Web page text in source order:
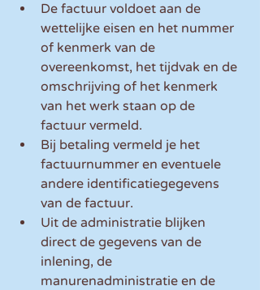
De factuur voldoet aan de
wettelijke eisen en het nummer
of kenmerk van de
overeenkomst, het tijdvak en de
omschrijving of het kenmerk
van het werk staan op de
factuur vermeld.
Bij betaling vermeld je het
factuurnummer en eventuele
andere identificatiegegevens
van de factuur.
Uit de administratie blijken
direct de gegevens van de
inlening, de
manurenadministratie en de